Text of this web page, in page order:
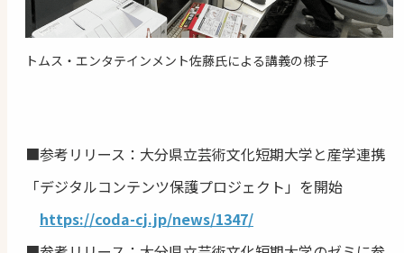
トムス・エンタテインメント佐藤氏による講義の様子
■参考リリース：大分県立芸術文化短期大学と産学連携
「デジタルコンテンツ保護プロジェクト」を開始
https://coda-cj.jp/news/1347/